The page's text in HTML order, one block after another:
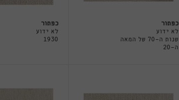
כפתור
לא ידוע
שנות ה-70 של המאה
ה-20
כפתור
לא ידוע
1930